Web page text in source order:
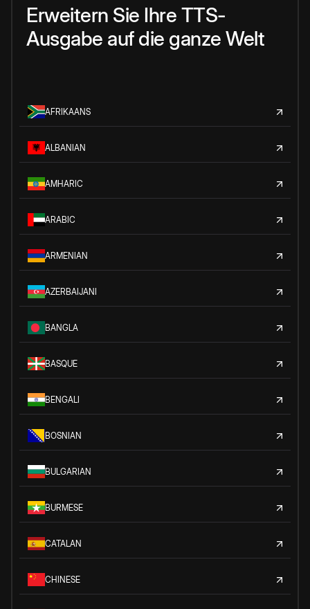
Erweitern Sie Ihre TTS-
Ausgabe auf die ganze Welt
AFRIKAANS
ALBANIAN
AMHARIC
ARABIC
ARMENIAN
AZERBAIJANI
BANGLA
BASQUE
BENGALI
BOSNIAN
BULGARIAN
BURMESE
CATALAN
CHINESE